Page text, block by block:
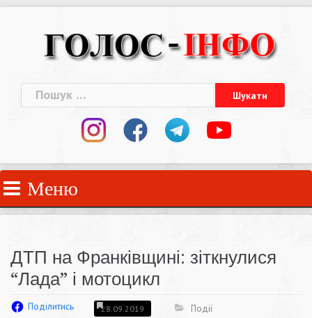
Пошук:
Меню
ДТП на Франківщині: зіткнулися
“Лада” і мотоцикл
Поділитись 28.09.2019 Події